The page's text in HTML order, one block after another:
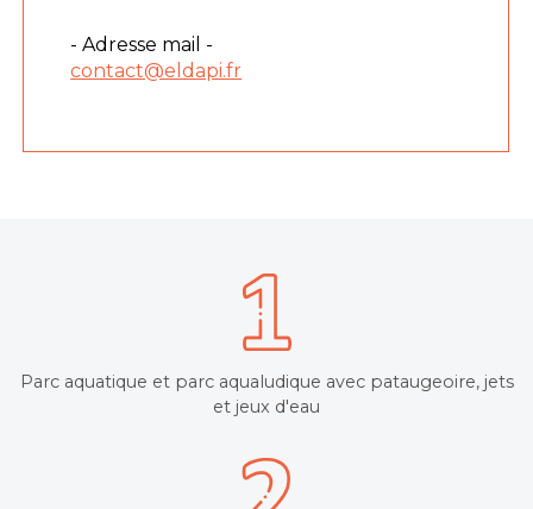
Parc aquatique et parc aqualudique avec pataugeoire, jets
et jeux d'eau
- Adresse mail -
contact@eldapi.fr